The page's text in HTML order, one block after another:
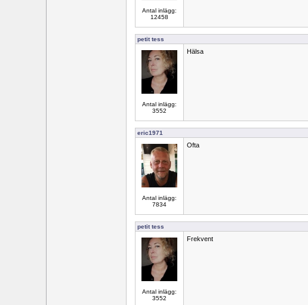
Antal inlägg:
12458
petit tess
Antal inlägg:
3552
Hälsa
eric1971
Antal inlägg:
7834
Ofta
petit tess
Antal inlägg:
3552
Frekvent